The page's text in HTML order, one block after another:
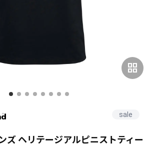
grid_view
sale
ズ ヘリテージアルピニストティー